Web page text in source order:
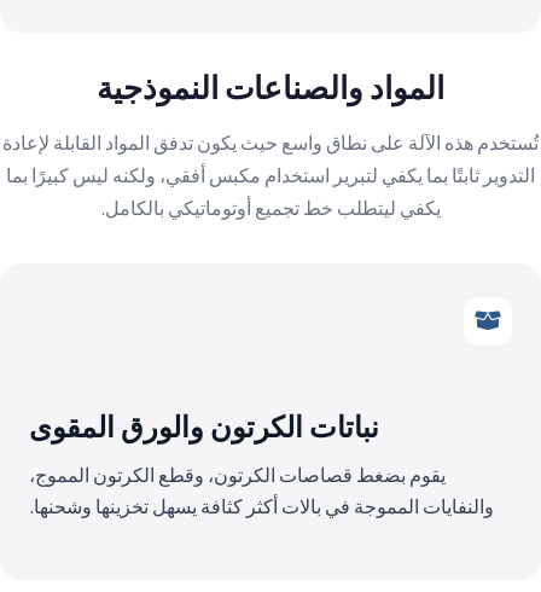
المواد والصناعات النموذجية
تُستخدم هذه الآلة على نطاق واسع حيث يكون تدفق المواد القابلة لإعادة
التدوير ثابتًا بما يكفي لتبرير استخدام مكبس أفقي، ولكنه ليس كبيرًا بما
يكفي ليتطلب خط تجميع أوتوماتيكي بالكامل.
نباتات الكرتون والورق المقوى
يقوم بضغط قصاصات الكرتون، وقطع الكرتون المموج،
والنفايات المموجة في بالات أكثر كثافة يسهل تخزينها وشحنها.